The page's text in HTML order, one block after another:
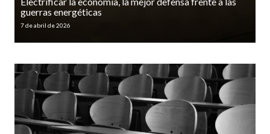
guerras energéticas
7 de abril de 2026